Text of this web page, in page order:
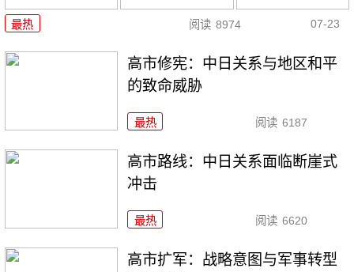
最热 阅读 8974 07-23
高市修宪：中日关系与地区和平
的致命威胁
最热 阅读 6187
高市路线：中日关系面临断崖式
冲击
最热 阅读 6620
高市扩军：战略意图与军事转型